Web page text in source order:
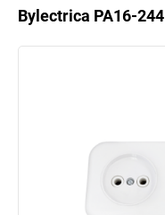
Bylectrica РА16-244